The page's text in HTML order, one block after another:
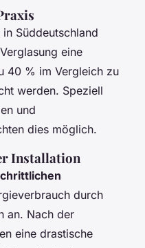
Süddeutschland
eine
40 % im Vergleich zu
werden. Speziell
und
dies möglich.
Installation
durch
an. Nach der
eine drastische